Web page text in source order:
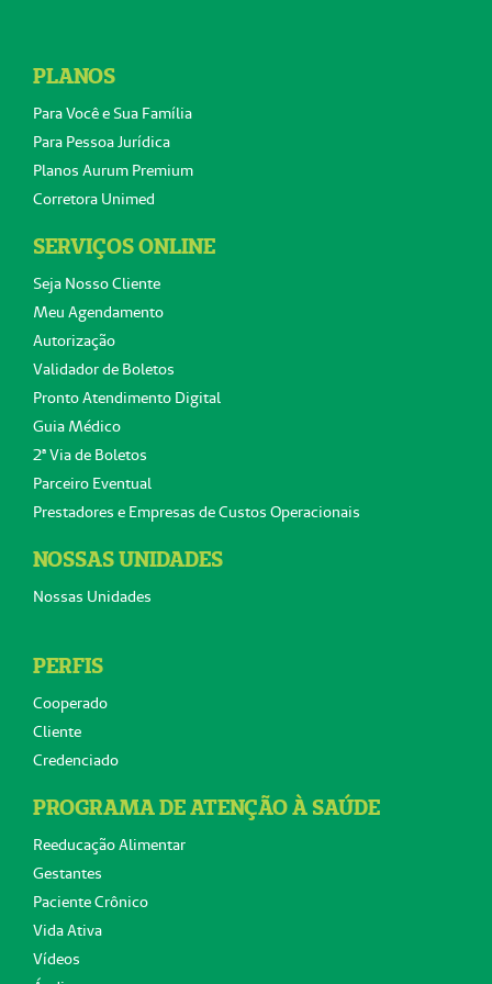
PLANOS
Para Você e Sua Família
Para Pessoa Jurídica
Planos Aurum Premium
Corretora Unimed
SERVIÇOS ONLINE
Seja Nosso Cliente
Meu Agendamento
Autorização
Validador de Boletos
Pronto Atendimento Digital
Guia Médico
2ª Via de Boletos
Parceiro Eventual
Prestadores e Empresas de Custos Operacionais
NOSSAS UNIDADES
Nossas Unidades
PERFIS
Cooperado
Cliente
Credenciado
PROGRAMA DE ATENÇÃO À SAÚDE
Reeducação Alimentar
Gestantes
Paciente Crônico
Vida Ativa
Vídeos